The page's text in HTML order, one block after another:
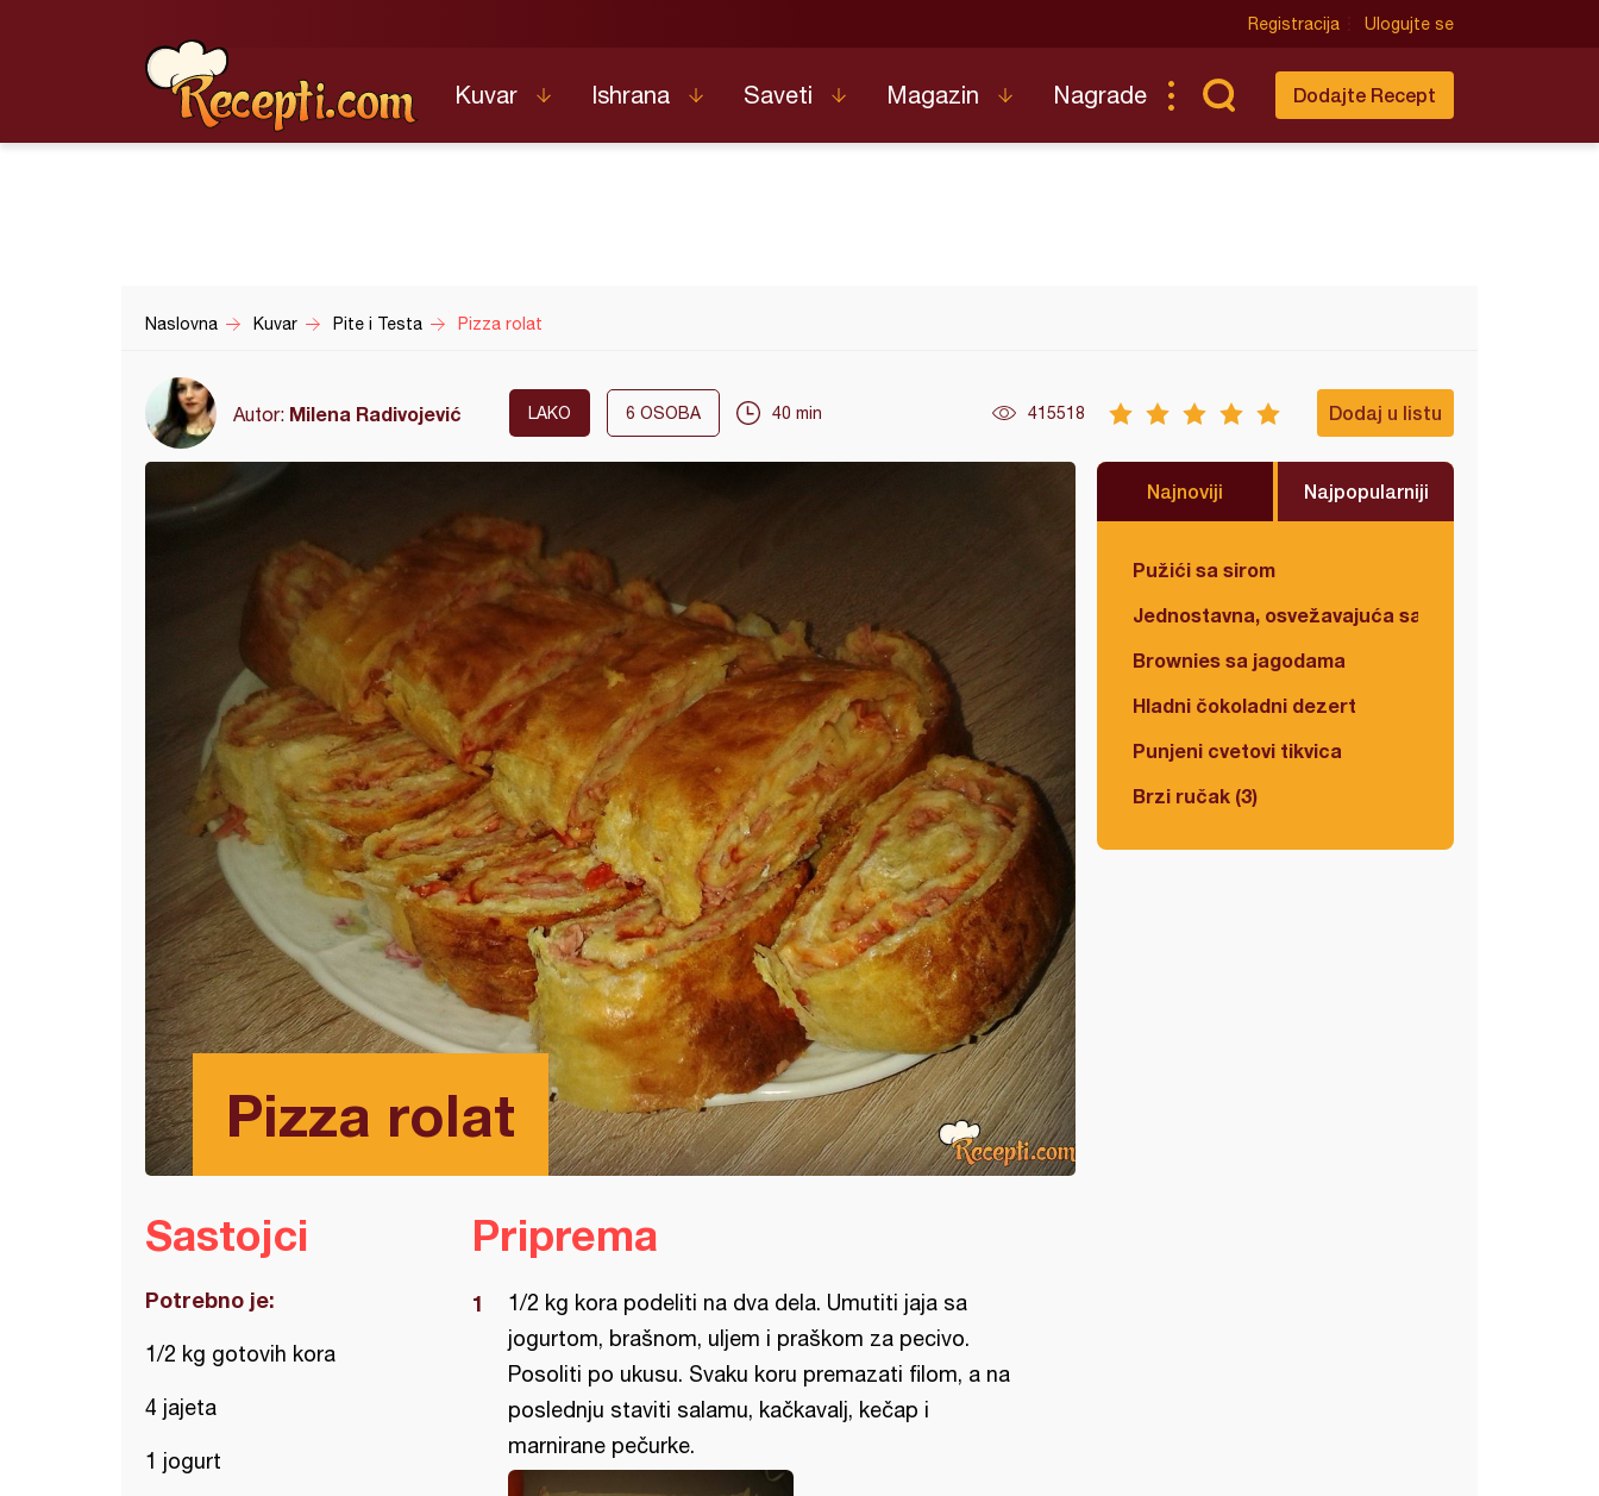
Registracija Ulogujte se
Kuvar Ishrana Saveti Magazin Nagrade Dodajte Recept
Naslovna Kuvar Pite i Testa Pizza rolat
Autor: Milena Radivojević LAKO 6 OSOBA 40 min 415518 Dodaj u listu
Pizza rolat
Najnoviji Najpopularniji
Pužići sa sirom
Jednostavna, osvežavajuća salata
Brownies sa jagodama
Hladni čokoladni dezert
Punjeni cvetovi tikvica
Brzi ručak (3)
Sastojci
Potrebno je:
1/2 kg gotovih kora
4 jajeta
1 jogurt
Priprema
1/2 kg kora podeliti na dva dela. Umutiti jaja sa
jogurtom, brašnom, uljem i praškom za pecivo.
Posoliti po ukusu. Svaku koru premazati filom, a na
poslednju staviti salamu, kačkavalj, kečap i
marnirane pečurke.